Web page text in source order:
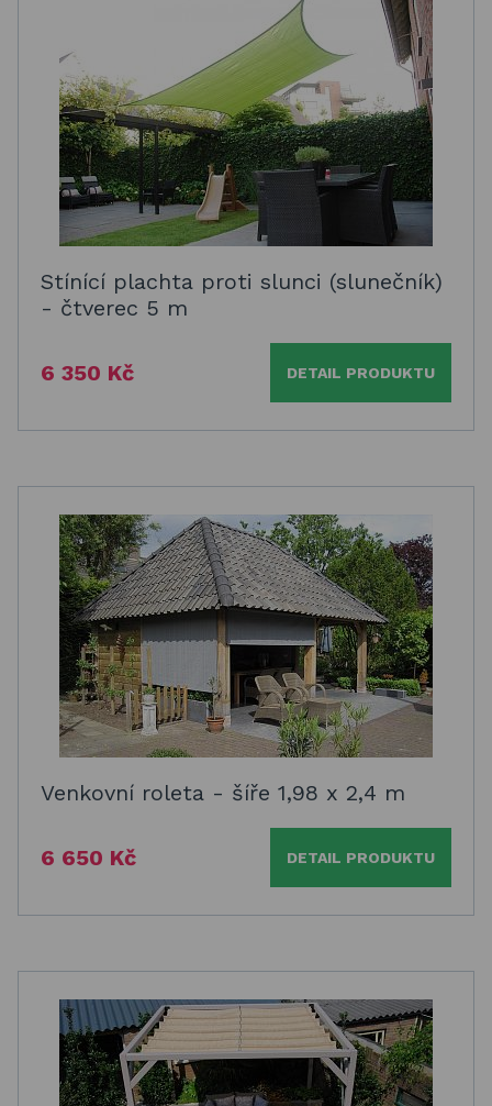
Stínící plachta proti slunci (slunečník)
- čtverec 5 m
6 350 Kč DETAIL PRODUKTU
Venkovní roleta - šíře 1,98 x 2,4 m
6 650 Kč DETAIL PRODUKTU